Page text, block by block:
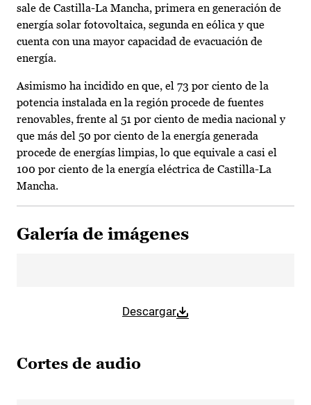
sale de Castilla-La Mancha, primera en generación de
energía solar fotovoltaica, segunda en eólica y que
cuenta con una mayor capacidad de evacuación de
energía.
Asimismo ha incidido en que, el 73 por ciento de la
potencia instalada en la región procede de fuentes
renovables, frente al 51 por ciento de media nacional y
que más del 50 por ciento de la energía generada
procede de energías limpias, lo que equivale a casi el
100 por ciento de la energía eléctrica de Castilla-La
Mancha.
Galería de imágenes
Descargar
Cortes de audio